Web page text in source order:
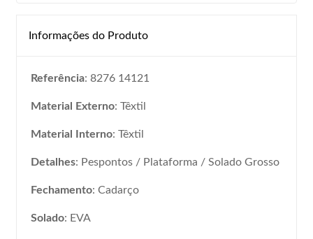
Informações do Produto
Referência: 8276 14121
Material Externo: Têxtil
Material Interno: Têxtil
Detalhes: Pespontos / Plataforma / Solado Grosso
Fechamento: Cadarço
Solado: EVA